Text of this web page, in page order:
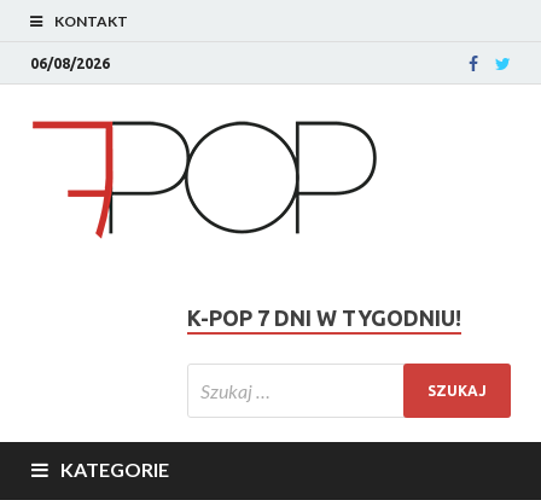
KONTAKT
06/08/2026
K-POP 7 DNI W TYGODNIU!
KATEGORIE